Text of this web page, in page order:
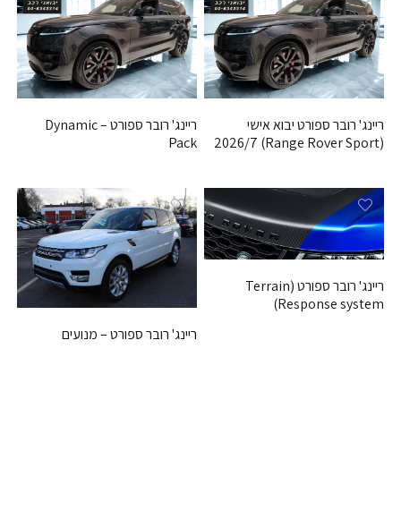
ריינג' רובר ספורט יבוא אישי
(Range Rover Sport) 2026/7
ריינג' רובר ספורט – Dynamic
Pack
ריינג' רובר ספורט (Terrain
Response system)
ריינג' רובר ספורט – מנועים